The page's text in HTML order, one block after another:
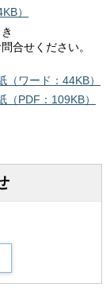
）
合せください。
ワード：44KB）
PDF：109KB）